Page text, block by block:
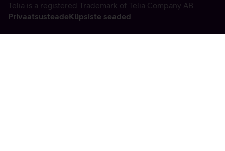
Telia is a registered Trademark of Telia Company AB
PrivaatsusteadeKüpsiste seaded